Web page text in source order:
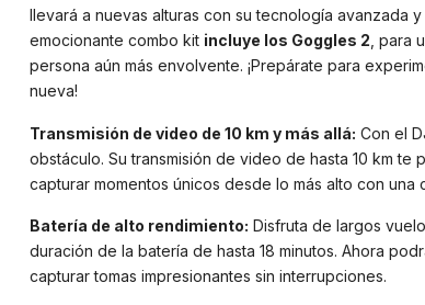
llevará a nuevas alturas con su tecnología avanzada
emocionante combo kit incluye los Goggles 2 , para
persona aún más envolvente. ¡Prepárate para
nueva!
Transmisión de video de 10 km y más allá: Con el
obstáculo. Su transmisión de video de hasta 10 km te
capturar momentos únicos desde lo más alto con una
Batería de alto rendimiento: Disfruta de largos
duración de la batería de hasta 18 minutos. Ahora
capturar tomas impresionantes sin interrupciones.